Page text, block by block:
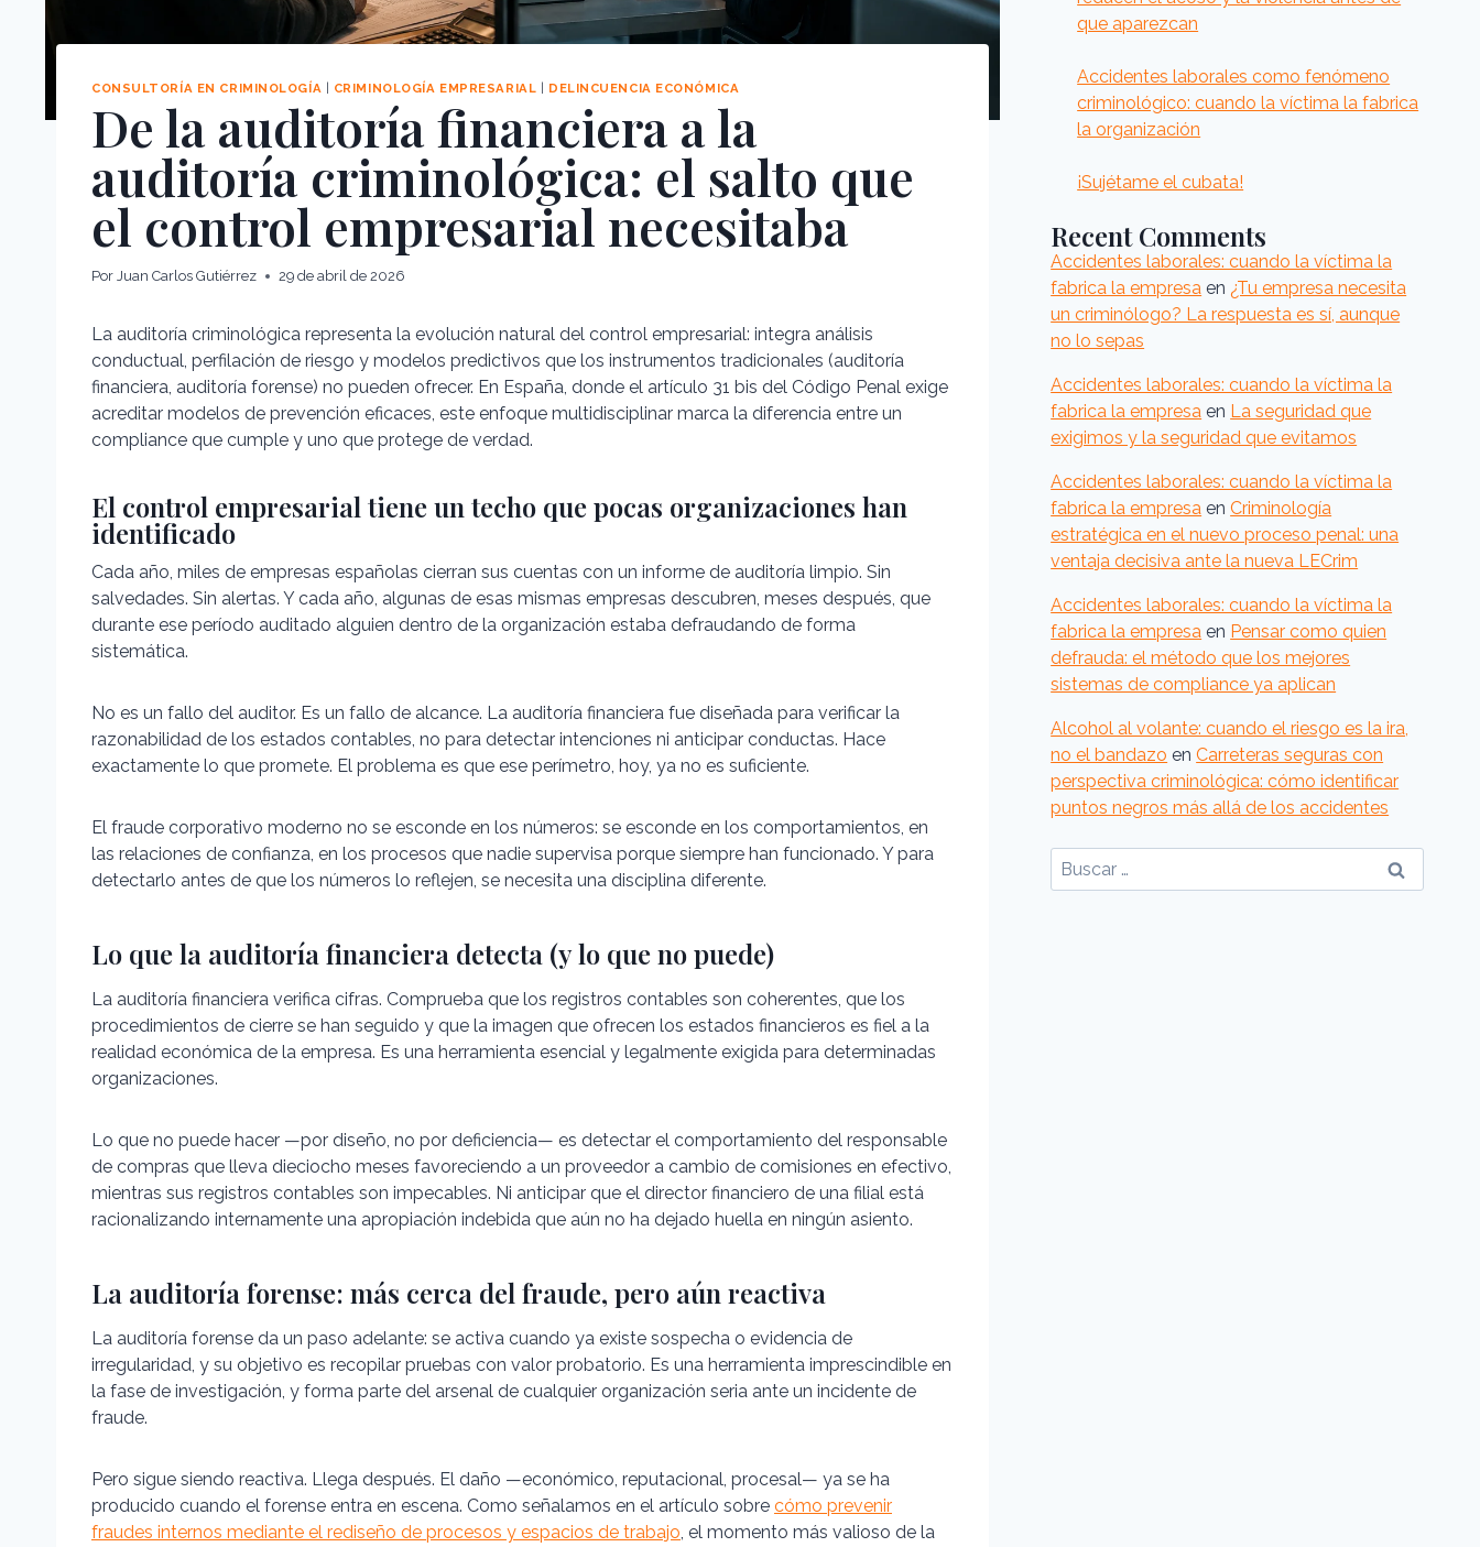
CONSULTORÍA EN CRIMINOLOGÍA | CRIMINOLOGÍA EMPRESARIAL | DELINCUENCIA ECONÓMICA
De la auditoría financiera a la
auditoría criminológica: el salto que
el control empresarial necesitaba
Por Juan Carlos Gutiérrez 29 de abril de 2026
La auditoría criminológica representa la evolución natural del control empresarial: integra análisis
conductual, perfilación de riesgo y modelos predictivos que los instrumentos tradicionales (auditoría
financiera, auditoría forense) no pueden ofrecer. En España, donde el artículo 31 bis del Código Penal exige
acreditar modelos de prevención eficaces, este enfoque multidisciplinar marca la diferencia entre un
compliance que cumple y uno que protege de verdad.
El control empresarial tiene un techo que pocas organizaciones han
identificado
Cada año, miles de empresas españolas cierran sus cuentas con un informe de auditoría limpio. Sin
salvedades. Sin alertas. Y cada año, algunas de esas mismas empresas descubren, meses después, que
durante ese período auditado alguien dentro de la organización estaba defraudando de forma
sistemática.
No es un fallo del auditor. Es un fallo de alcance. La auditoría financiera fue diseñada para verificar la
razonabilidad de los estados contables, no para detectar intenciones ni anticipar conductas. Hace
exactamente lo que promete. El problema es que ese perímetro, hoy, ya no es suficiente.
El fraude corporativo moderno no se esconde en los números: se esconde en los comportamientos, en
las relaciones de confianza, en los procesos que nadie supervisa porque siempre han funcionado. Y para
detectarlo antes de que los números lo reflejen, se necesita una disciplina diferente.
Lo que la auditoría financiera detecta (y lo que no puede)
La auditoría financiera verifica cifras. Comprueba que los registros contables son coherentes, que los
procedimientos de cierre se han seguido y que la imagen que ofrecen los estados financieros es fiel a la
realidad económica de la empresa. Es una herramienta esencial y legalmente exigida para determinadas
organizaciones.
Lo que no puede hacer —por diseño, no por deficiencia— es detectar el comportamiento del responsable
de compras que lleva dieciocho meses favoreciendo a un proveedor a cambio de comisiones en efectivo,
mientras sus registros contables son impecables. Ni anticipar que el director financiero de una filial está
racionalizando internamente una apropiación indebida que aún no ha dejado huella en ningún asiento.
La auditoría forense: más cerca del fraude, pero aún reactiva
La auditoría forense da un paso adelante: se activa cuando ya existe sospecha o evidencia de
irregularidad, y su objetivo es recopilar pruebas con valor probatorio. Es una herramienta imprescindible en
la fase de investigación, y forma parte del arsenal de cualquier organización seria ante un incidente de
fraude.
Pero sigue siendo reactiva. Llega después. El daño —económico, reputacional, procesal— ya se ha
producido cuando el forense entra en escena. Como señalamos en el artículo sobre cómo prevenir
fraudes internos mediante el rediseño de procesos y espacios de trabajo, el momento más valioso de la
que aparezcan
Accidentes laborales como fenómeno
criminológico: cuando la víctima la fabrica
la organización
¡Sujétame el cubata!
Recent Comments
Accidentes laborales: cuando la víctima la
fabrica la empresa en ¿Tu empresa necesita
un criminólogo? La respuesta es sí, aunque
no lo sepas
Accidentes laborales: cuando la víctima la
fabrica la empresa en La seguridad que
exigimos y la seguridad que evitamos
Accidentes laborales: cuando la víctima la
fabrica la empresa enCriminología
estratégica en el nuevo proceso penal: una
ventaja decisiva ante la nueva LECrim
Accidentes laborales: cuando la víctima la
fabrica la empresa en Pensar como quien
defrauda: el método que los mejores
sistemas de compliance ya aplican
Alcohol al volante: cuando el riesgo es la ira,
no el bandazo enCarreteras seguras con
perspectiva criminológica: cómo identificar
puntos negros más allá de los accidentes
Buscar: